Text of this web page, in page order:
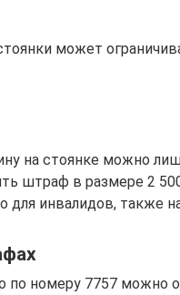
может
на стоянке можно
штраф в размере 2
для инвалидов, также
по номеру 7757 можно